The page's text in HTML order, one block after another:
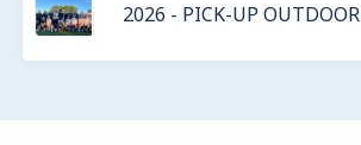
2026 - PICK-UP OUTDOOR